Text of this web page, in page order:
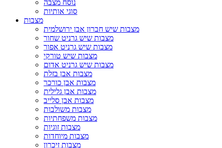
נוסח מצבה
סוגי אותיות
מצבות
מצבות שיש חברון אבן ירושלמית
מצבות שיש גרניט שחור
מצבות שיש גרניט אפור
מצבות שיש טורקי
מצבות שיש גרניט אדום
מצבות אבן בזלת
מצבות אבן כורכר
מצבות אבן גלילית
מצבות אבן סלייב
מצבות משולבות
מצבות משפחתיות
מצבות זוגיות
מצבות מיוחדות
מצבות זיכרון